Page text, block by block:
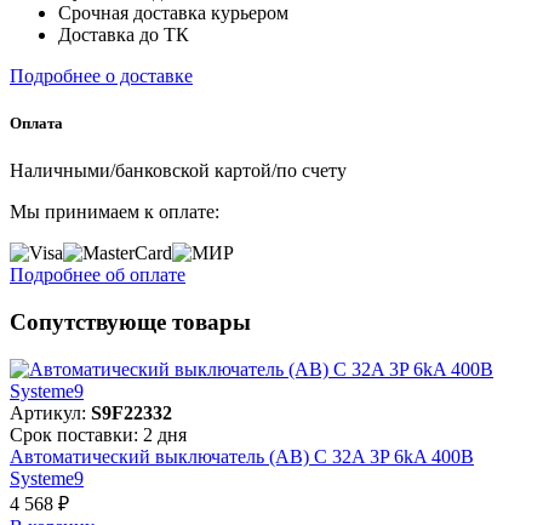
Срочная доставка курьером
Доставка до ТК
Подробнее о доставке
Оплата
Наличными/банковской картой/по счету
Мы принимаем к оплате:
Подробнее об оплате
Сопутствующе товары
Артикул: S9F22332
Срок поставки: 2 дня
Автоматический выключатель (АВ) C 32A 3P 6kA 400В
Systeme9
4 568 ₽